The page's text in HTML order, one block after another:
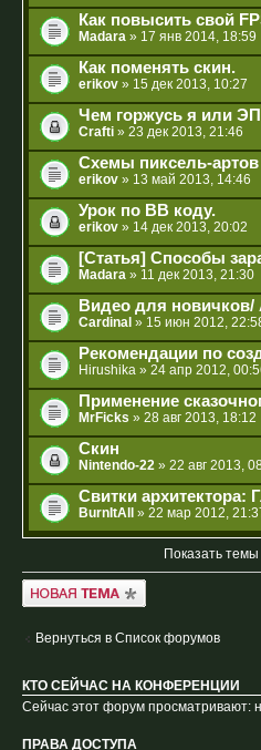
Как повысить свой
Madara » 17 янв 2014, 18:59
Как поменять скин.
erikov » 15 дек 2013, 10:27
Чем горжусь я или
Crafti » 23 дек 2013, 21:46
Схемы пиксель-артов
erikov » 13 май 2013, 14:46
Урок по BB коду.
erikov » 14 дек 2013, 20:02
[Статья] Способы
Madara » 11 дек 2013, 21:30
Видео для новичков/
Cardinal » 15 июн 2012,
Рекомендации по
Hirushika » 24 апр 2012,
Применение
MrFicks » 28 авг 2013, 18:12
Скин
Nintendo-22 » 22 авг 2013,
Свитки архитектора:
BurnItAll » 22 мар 2012,
Показать темы
Новая тема
Вернуться в Список форумов
КТО СЕЙЧАС НА КОНФЕРЕНЦИИ
Сейчас этот форум просматривают:
ПРАВА ДОСТУПА